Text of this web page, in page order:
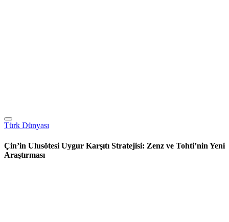
Türk Dünyası
Çin’in Ulusötesi Uygur Karşıtı Stratejisi: Zenz ve Tohti’nin Yeni
Araştırması